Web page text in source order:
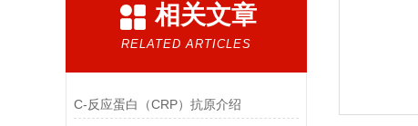
相关文章
RELATED ARTICLES
C-反应蛋白（CRP）抗原介绍